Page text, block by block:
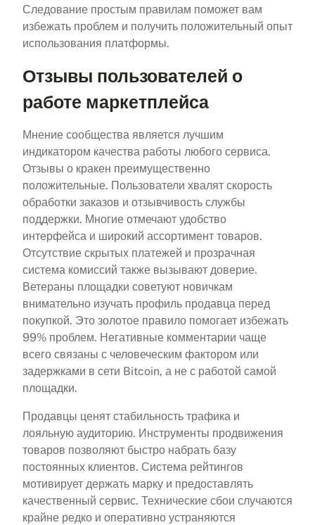
Следование простым правилам поможет вам
избежать проблем и получить положительный опыт
использования платформы.
Отзывы пользователей о
работе маркетплейса
Мнение сообщества является лучшим
индикатором качества работы любого сервиса.
Отзывы о кракен преимущественно
положительные. Пользователи хвалят скорость
обработки заказов и отзывчивость службы
поддержки. Многие отмечают удобство
интерфейса и широкий ассортимент товаров.
Отсутствие скрытых платежей и прозрачная
система комиссий также вызывают доверие.
Ветераны площадки советуют новичкам
внимательно изучать профиль продавца перед
покупкой. Это золотое правило помогает избежать
99% проблем. Негативные комментарии чаще
всего связаны с человеческим фактором или
задержками в сети Bitcoin, а не с работой самой
площадки.
Продавцы ценят стабильность трафика и
лояльную аудиторию. Инструменты продвижения
товаров позволяют быстро набрать базу
постоянных клиентов. Система рейтингов
мотивирует держать марку и предоставлять
качественный сервис. Технические сбои случаются
крайне редко и оперативно устраняются